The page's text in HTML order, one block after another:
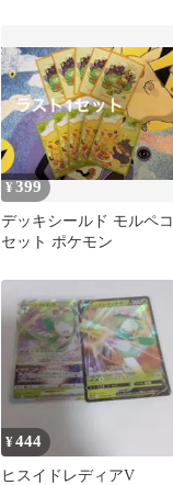
¥399
デッキシールド モルペコ
セット ポケモン
¥444
ヒスイドレディアV